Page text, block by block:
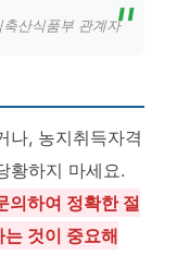
산식품부 관계자
나, 농지취득자격
황하지 마세요.
의하여 정확한 절
것이 중요해